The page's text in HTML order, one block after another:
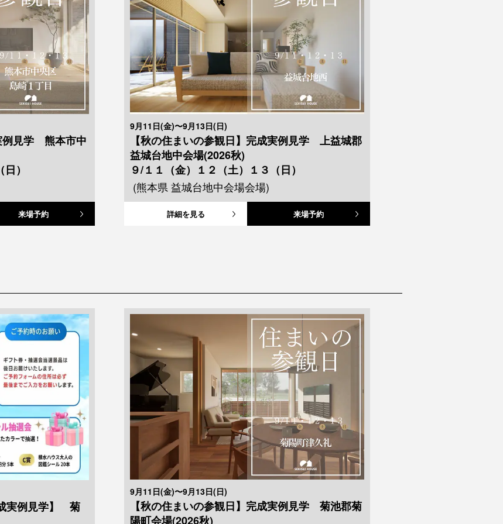
例見学 熊本市中
）
来場予約
9月11日(金)〜9月13日(日)
【秋の住まいの参観日】完成実例見学 上益城郡
益城台地中会場(2026秋)
９/１１（金）１２（土）１３（日）
(熊本県 益城台地中会場会場)
詳細を見る 来場予約
実例見学】 菊
9月11日(金)〜9月13日(日)
【秋の住まいの参観日】完成実例見学 菊池郡菊
陽町会場(2026秋)